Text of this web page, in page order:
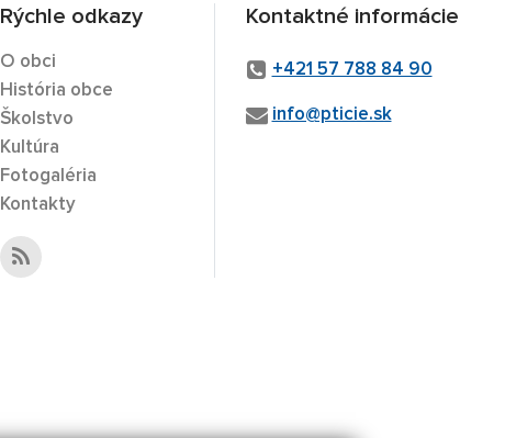
Rýchle odkazy
O obci
História obce
Školstvo
Kultúra
Fotogaléria
Kontakty
Kontaktné informácie
+421 57 788 84 90
info@pticie.sk